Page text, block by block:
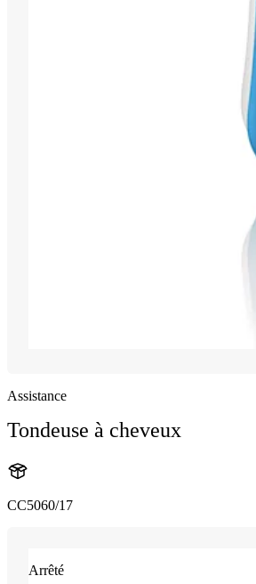
Assistance
Tondeuse à cheveux
CC5060/17
Arrêté